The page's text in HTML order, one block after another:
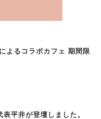
るコラボカフェ 期間限